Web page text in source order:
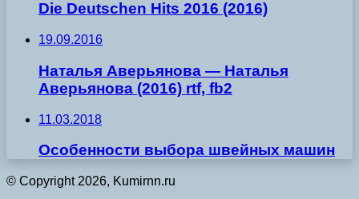
Die Deutschen Hits 2016 (2016)
19.09.2016
Наталья Аверьянова — Наталья
Аверьянова (2016) rtf, fb2
11.03.2018
Особенности выбора швейных машин
© Copyright 2026, Kumirnn.ru